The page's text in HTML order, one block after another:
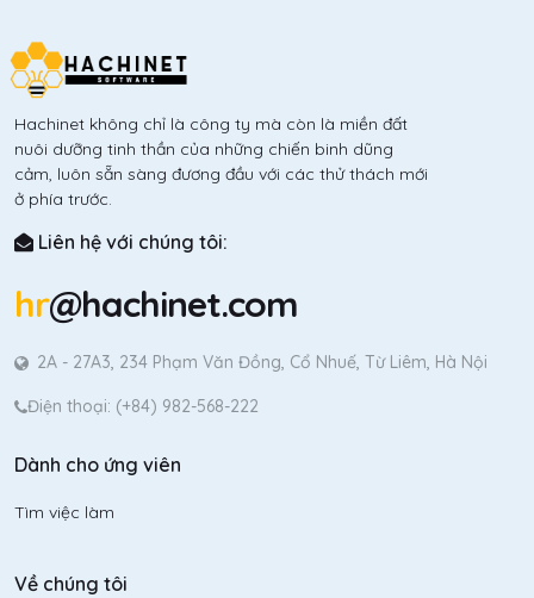
Hachinet không chỉ là công ty mà còn là miền đất
nuôi dưỡng tinh thần của những chiến binh dũng
cảm, luôn sẵn sàng đương đầu với các thử thách mới
ở phía trước.
Liên hệ với chúng tôi:
hr@hachinet.com
2A - 27A3, 234 Phạm Văn Đồng, Cổ Nhuế, Từ Liêm, Hà Nội
Điện thoại: (+84) 982-568-222
Dành cho ứng viên
Tìm việc làm
Về chúng tôi